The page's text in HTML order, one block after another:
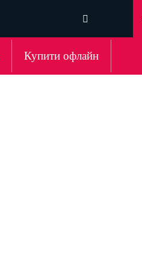
Купити офлайн